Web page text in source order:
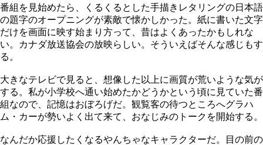
番組を見始めたら、くるくるとした手描きレタリングの日本語
の題字のオープニングが素敵で懐かしかった。紙に書いた文字
だけを画面に映す始まり方って、昔はよくあったかもしれな
い。カナダ放送協会の放映らしい。そういえばそんな感じもす
る。
大きなテレビで見ると、想像した以上に画質が荒いような気が
する。私が小学校へ通い始めたかどうかという頃に見ていた番
組なので、記憶はおぼろげだ。観覧客の待つところへグラハ
ム・カーが勢いよく出て来て、おなじみのトークを開始する。
なんだか応援したくなるやんちゃなキャラクターだ。目の前の